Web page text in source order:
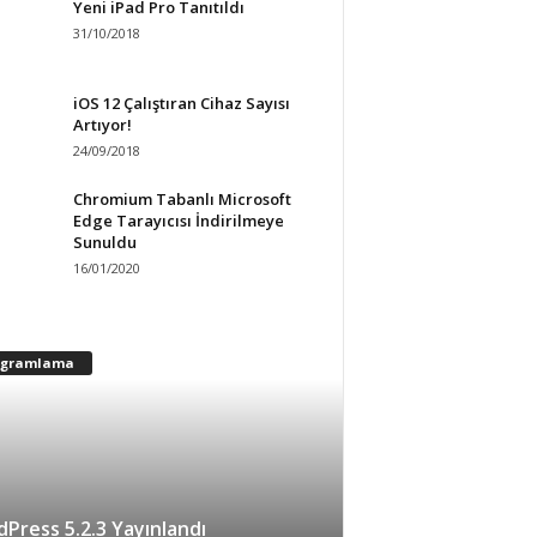
Yeni iPad Pro Tanıtıldı
31/10/2018
iOS 12 Çalıştıran Cihaz Sayısı
Artıyor!
24/09/2018
Chromium Tabanlı Microsoft
Edge Tarayıcısı İndirilmeye
Sunuldu
16/01/2020
5.2.3 Yayınlandı